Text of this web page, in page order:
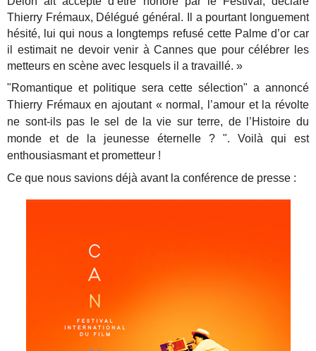
Thierry Frémaux, Délégué général. Il a pourtant longuement
hésité, lui qui nous a longtemps refusé cette Palme d’or car
il estimait ne devoir venir à Cannes que pour célébrer les
metteurs en scène avec lesquels il a travaillé. »
"Romantique et politique sera cette sélection" a annoncé
Thierry Frémaux en ajoutant « normal, l’amour et la révolte
ne sont-ils pas le sel de la vie sur terre, de l’Histoire du
monde et de la jeunesse éternelle ? ". Voilà qui est
enthousiasmant et prometteur !
Ce que nous savions déjà avant la conférence de presse :